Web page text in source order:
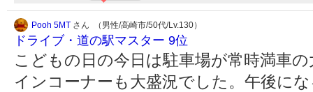
Pooh 5MT さん （男性/高崎市/50代/Lv.130）
ドライブ・道の駅マスター 9位
こどもの日の今日は駐車場が常時満車
インコーナーも大盛況でした。午後に